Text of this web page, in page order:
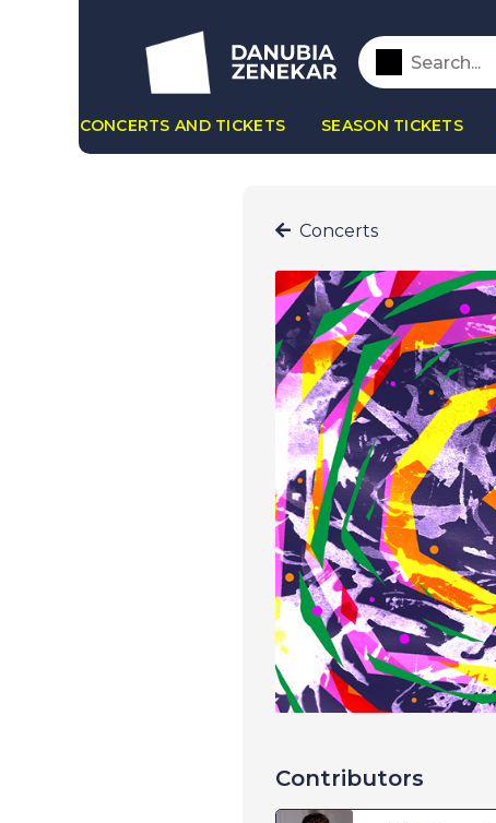
CONCERTS AND TICKETS SEASON TICKETS
Concerts
Contributors